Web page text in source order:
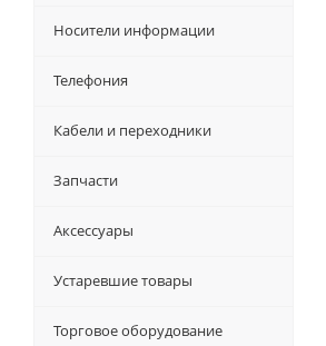
Носители информации
Телефония
Кабели и переходники
Запчасти
Аксессуары
Устаревшие товары
Торговое оборудование